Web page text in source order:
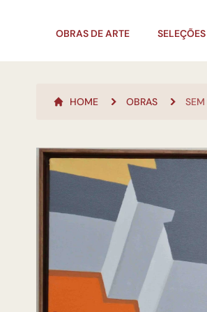
OBRAS DE ARTE SELEÇÕES
HOME OBRAS SEM